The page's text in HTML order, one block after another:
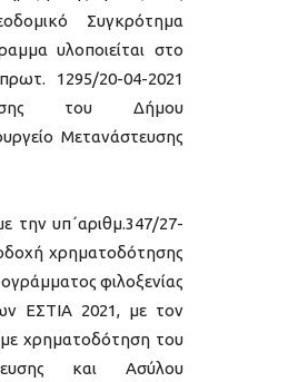
Συγκρότημα
υλοποιείται στο
1295/20-04-2021
του Δήμου
Μετανάστευσης
την υπ΄αριθμ.347/27-
χρηματοδότησης
φιλοξενίας
ΕΣΤΙΑ 2021, με τον
με χρηματοδότηση του
και Ασύλου